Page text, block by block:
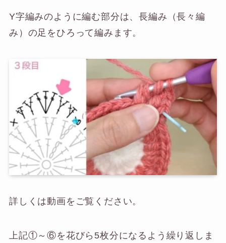
Y字編みのように編む部分は、長編み（長々編
み）の足をひろって編みます。
詳しくは動画をご覧ください。
上記①～⑥を花びら5枚分になるよう繰り返しま